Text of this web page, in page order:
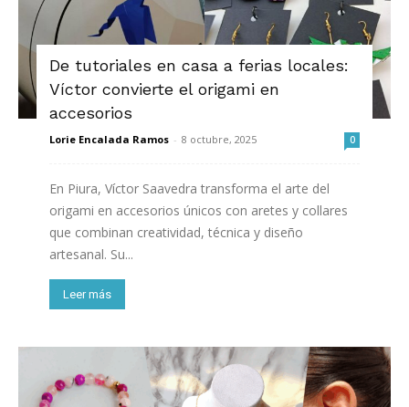
De tutoriales en casa a ferias locales:
Víctor convierte el origami en
accesorios
Lorie Encalada Ramos - 8 octubre, 2025 0
En Piura, Víctor Saavedra transforma el arte del
origami en accesorios únicos con aretes y collares
que combinan creatividad, técnica y diseño
artesanal. Su...
Leer más